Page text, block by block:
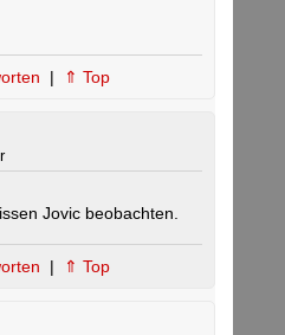
| ⇑ Top
Jovic beobachten.
| ⇑ Top